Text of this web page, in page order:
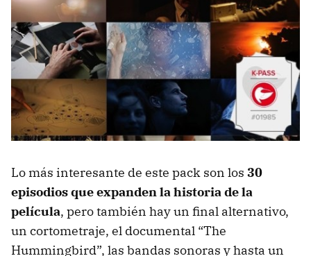
Lo más interesante de este pack son los 30
episodios que expanden la historia de la
película, pero también hay un final alternativo,
un cortometraje, el documental “The
Hummingbird”, las bandas sonoras y hasta un